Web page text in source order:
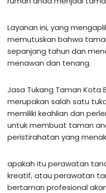
Layanan ini, yang
memutuskan bahwa
sepanjang tahun dan
menawan dan tenang.
Jasa Tukang Taman Kota
merupakan salah satu
memiliki keahlian dan
untuk membuat taman
peristirahatan yang
apakah itu perawatan
kreatif, atau perawatan
bertaman profesional